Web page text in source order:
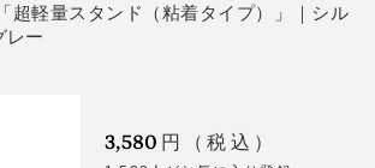
超軽量スタンド（粘着タイプ）」｜シル
レー
3,580 円（税込）